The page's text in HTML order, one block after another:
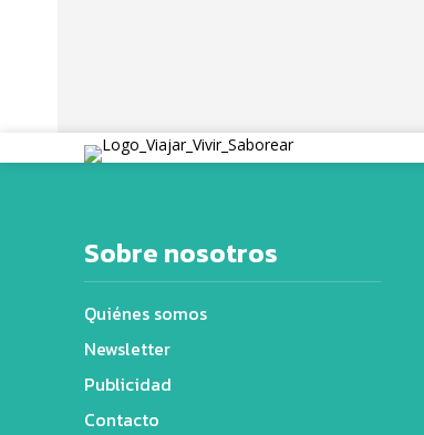
Sobre nosotros
Quiénes somos
Newsletter
Publicidad
Contacto